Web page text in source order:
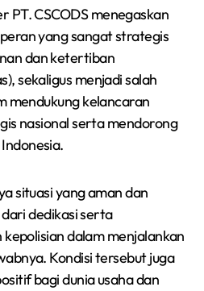
PT. CSCODS menegaskan
yang sangat strategis
dan ketertiban
sekaligus menjadi salah
mendukung kelancaran
nasional serta mendorong
situasi yang aman dan
dedikasi serta
dalam menjalankan
Kondisi tersebut juga
bagi dunia usaha dan